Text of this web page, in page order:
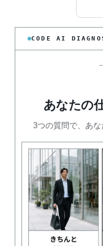
CODE AI
あなたの
3つの質問で、あな